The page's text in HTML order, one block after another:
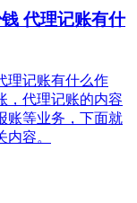
代理记账有什
理记账有什么作
，代理记账的内容
账等业务，下面就
容。